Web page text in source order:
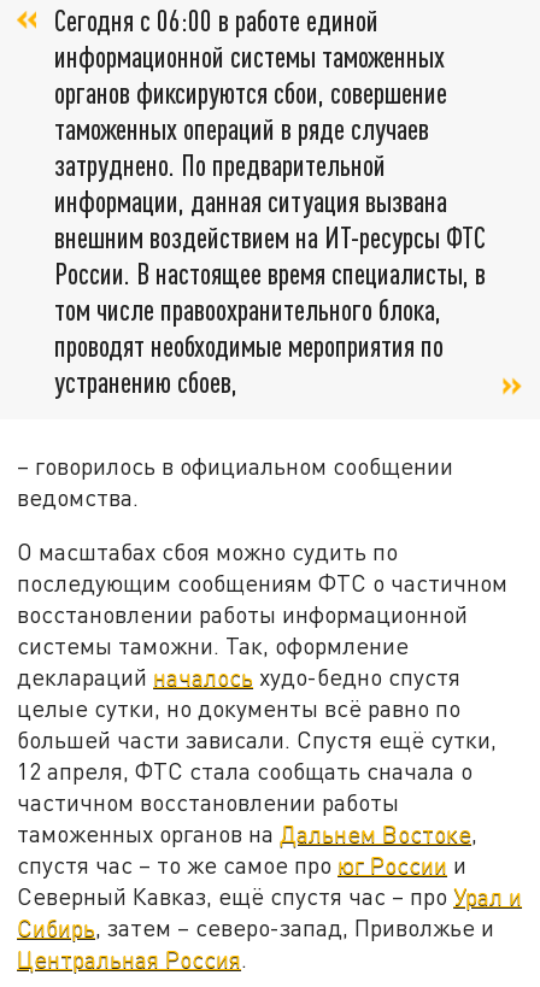
Сегодня с 06:00 в работе единой
информационной системы таможенных
органов фиксируются сбои, совершение
таможенных операций в ряде случаев
затруднено. По предварительной
информации, данная ситуация вызвана
внешним воздействием на ИТ-ресурсы ФТС
России. В настоящее время специалисты, в
том числе правоохранительного блока,
проводят необходимые мероприятия по
устранению сбоев,
– говорилось в официальном сообщении
ведомства.
О масштабах сбоя можно судить по
последующим сообщениям ФТС о частичном
восстановлении работы информационной
системы таможни. Так, оформление
деклараций началось худо-бедно спустя
целые сутки, но документы всё равно по
большей части зависали. Спустя ещё сутки,
12 апреля, ФТС стала сообщать сначала о
частичном восстановлении работы
таможенных органов на Дальнем Востоке,
спустя час – то же самое про юг России и
Северный Кавказ, ещё спустя час – проУрал и
Сибирь, затем – северо-запад, Приволжье и
Центральная Россия.